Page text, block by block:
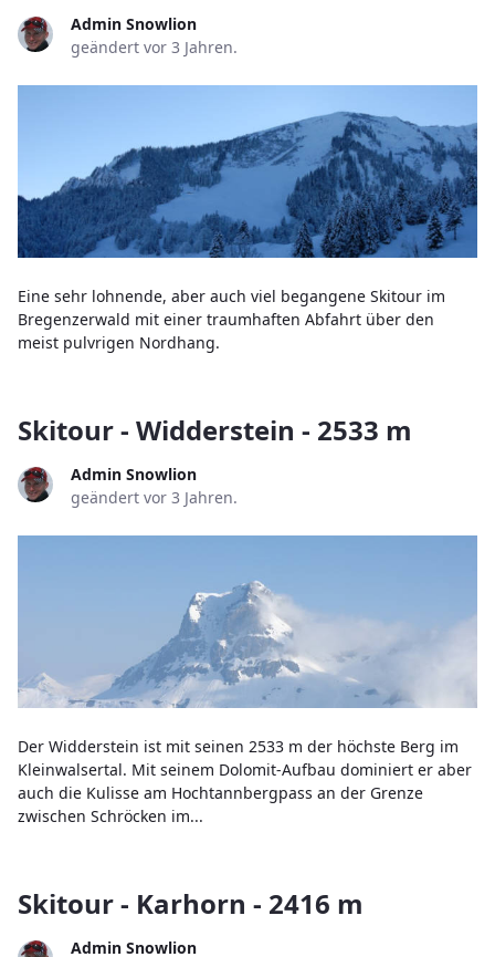
Admin Snowlion
geändert vor 3 Jahren.
Eine sehr lohnende, aber auch viel begangene Skitour im
Bregenzerwald mit einer traumhaften Abfahrt über den
meist pulvrigen Nordhang.
Skitour - Widderstein - 2533 m
Admin Snowlion
geändert vor 3 Jahren.
Der Widderstein ist mit seinen 2533 m der höchste Berg im
Kleinwalsertal. Mit seinem Dolomit-Aufbau dominiert er aber
auch die Kulisse am Hochtannbergpass an der Grenze
zwischen Schröcken im...
Skitour - Karhorn - 2416 m
Admin Snowlion